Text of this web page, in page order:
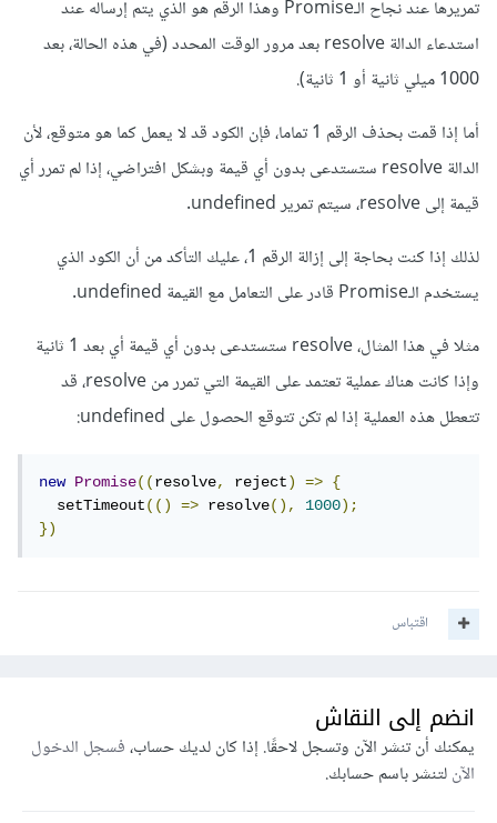
تمريرها عند نجاح الـPromise وهذا الرقم هو الذي يتم إرساله عند
استدعاء الدالة resolve بعد مرور الوقت المحدد (في هذه الحالة، بعد
1000 ميلي ثانية أو 1 ثانية).
أما إذا قمت بحذف الرقم 1 تماما، فإن الكود قد لا يعمل كما هو متوقع، لأن
الدالة resolve ستستدعى بدون أي قيمة وبشكل افتراضي، إذا لم تمرر أي
قيمة إلى resolve، سيتم تمرير undefined.
لذلك إذا كنت بحاجة إلى إزالة الرقم 1، عليك التأكد من أن الكود الذي
يستخدم الـPromise قادر على التعامل مع القيمة undefined.
مثلا في هذا المثال، resolve ستستدعى بدون أي قيمة أي بعد 1 ثانية
وإذا كانت هناك عملية تعتمد على القيمة التي تمرر من resolve، قد
تتعطل هذه العملية إذا لم تكن تتوقع الحصول على undefined:
new Promise((resolve, reject) =>
{
  setTimeout
(() => resolve(), 1000);
})
اقتباس
انضم إلى النقاش
يمكنك أن تنشر الآن وتسجل لاحقًا. إذا كان لديك حساب،فسجل الدخول
الآنلتنشر باسم حسابك.